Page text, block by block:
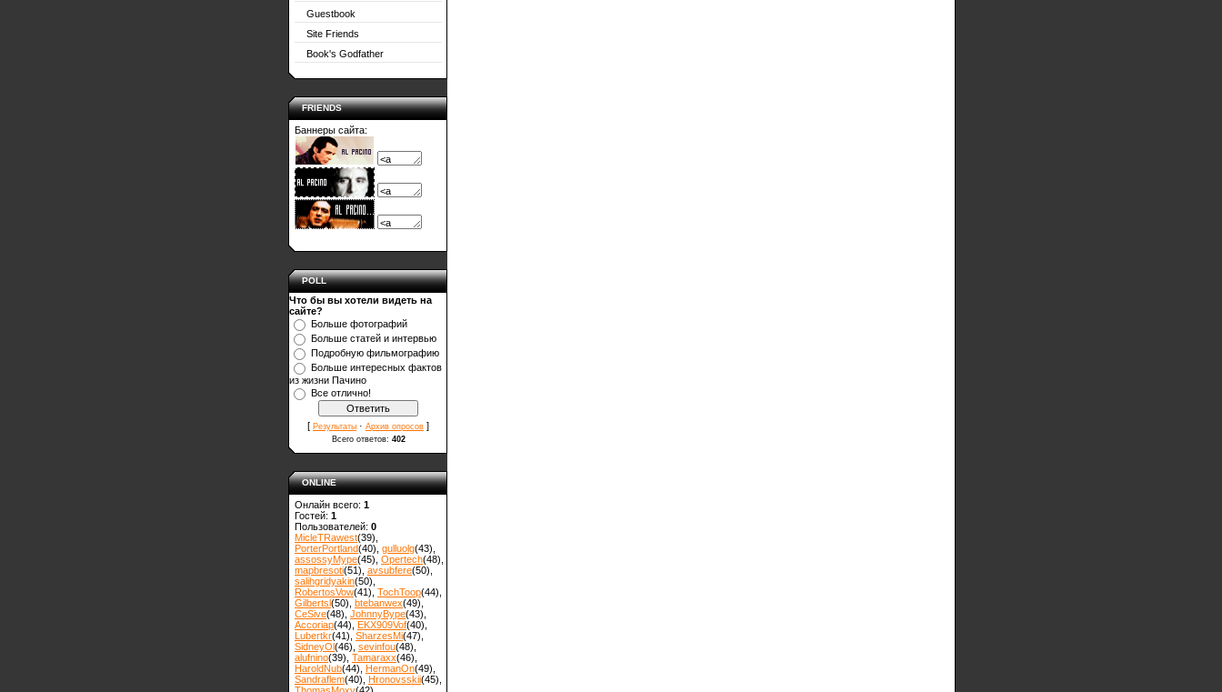
Guestbook
Site Friends
Book's Godfather
FRIENDS
Баннеры сайта:
POLL
Что бы вы хотели видеть на
сайте?
Больше фотографий
Больше статей и интервью
Подробную фильмографию
Больше интересных фактов
из жизни Пачино
Все отлично!
[ Результаты · Архив опросов ]
Всего ответов: 402
ONLINE
Онлайн всего: 1
Гостей: 1
Пользователей: 0
MicleTRawest(39)
PorterPortland(40) gulluolg(43)
assossyMype(45) Opertech(48)
mapbresoti(51) avsubfere(50)
salihgridyakin(50)
RobertosVow(41) TochToop(44)
Gilbertsl(50) btebanwex(49)
CeSive(48) JohnnyBype(43)
Accoriap(44) EKX909Vof(40)
Lubertkr(41) SharzesMi(47)
SidneyOl(46) sevinfou(48)
alufnino(39) Tamaraxx(46)
HaroldNub(44) HermanOn(49)
Sandraflem(40) Hronovsskii(45)